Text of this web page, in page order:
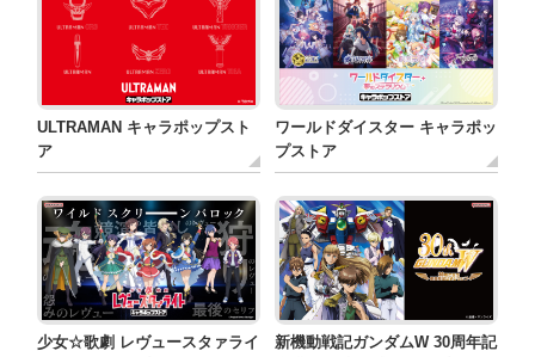
ULTRAMAN キャラポップスト
ア
ワールドダイスター キャラポッ
プストア
少女☆歌劇 レヴュースタァライ
新機動戦記ガンダムW 30周年記